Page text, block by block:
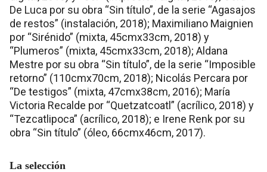
De Luca por su obra “Sin título”, de la serie “Agasajos
de restos” (instalación, 2018); Maximiliano Maignien
por “Sirénido” (mixta, 45cmx33cm, 2018) y
“Plumeros” (mixta, 45cmx33cm, 2018); Aldana
Mestre por su obra “Sin título”, de la serie “Imposible
retorno” (110cmx70cm, 2018); Nicolás Percara por
“De testigos” (mixta, 47cmx38cm, 2016); María
Victoria Recalde por “Quetzatcoatl” (acrílico, 2018) y
“Tezcatlipoca” (acrílico, 2018); e Irene Renk por su
obra “Sin título” (óleo, 66cmx46cm, 2017).
La selección